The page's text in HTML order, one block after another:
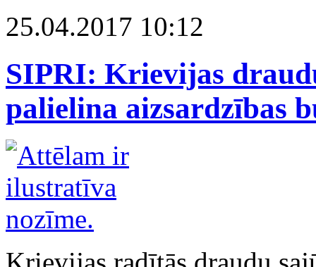
25.04.2017 10:12
SIPRI: Krievijas
palielina aizsardzības